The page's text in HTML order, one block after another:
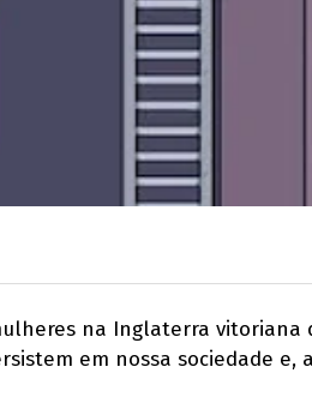
na Inglaterra vitoriana
em nossa sociedade e,